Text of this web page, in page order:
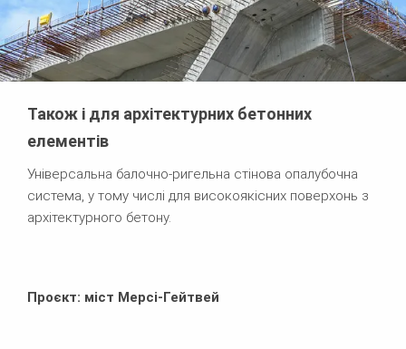
Також і для архітектурних бетонних
елементів
Універсальна балочно-ригельна стінова опалубочна
система, у тому числі для високоякісних поверхонь з
архітектурного бетону.
Проєкт: міст Мерсі-Гейтвей